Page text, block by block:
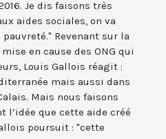
Je dis faisons très
aides sociales, on va
Revenant sur la
en cause des ONG qui
Louis Gallois réagit :
mais aussi dans
Mais nous faisons
l’idée que cette aide créé
poursuit : "cette